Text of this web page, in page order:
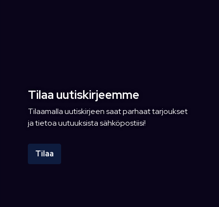
Tilaa uutiskirjeemme
Tilaamalla uutiskirjeen saat parhaat tarjoukset
ja tietoa uutuuksista sähköpostiisi!
Tilaa